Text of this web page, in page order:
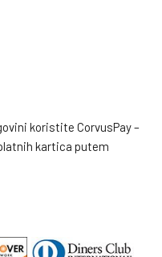
koristite CorvusPay –
kartica putem